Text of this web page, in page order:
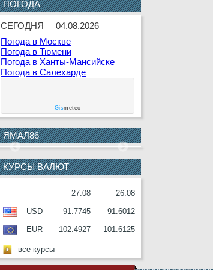
8 АВГУСТА К.В.Белкин
9 АВГУСТА Г.Г.Кашлева
10
АВГУСТА
В.Ф.Гаращенко
10
В.И.Соболев
АВГУСТА
Е.О.Дремов
11
АВГУСТА
П.Н.Завальный
12
АВГУСТА
Г.С.Букринская
О.М.Серафин
АВГУСТА
13
АВГУСТА
А.П.Анисимов
ПОГОДА
СЕГОДНЯ
04.08.2026
Погода в Москве
Погода в Тюмени
Погода в Ханты-Мансийске
Погода в Салехарде
Gismeteo
ЯМАЛ86
КУРСЫ ВАЛЮТ
27.08 26.08
USD 91.7745 91.6012
EUR 102.4927 101.6125
все курсы